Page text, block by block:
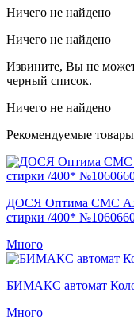
Ничего не найдено
Ничего не найдено
Извините, Вы не
черный список.
Ничего не найдено
Рекомендуемые товары
ДОСЯ Оптима СМС
стирки /400*
Много
БИМАКС автомат
Много